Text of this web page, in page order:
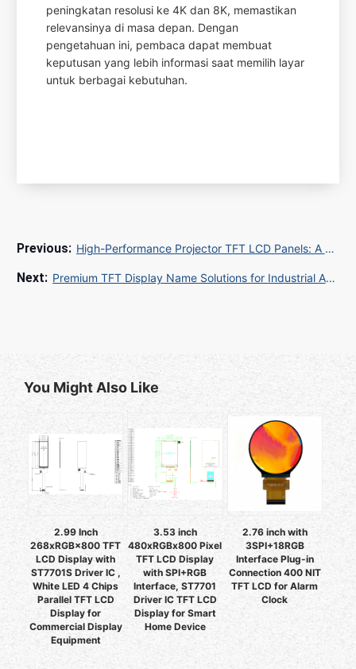
peningkatan resolusi ke 4K dan 8K, memastikan
relevansinya di masa depan. Dengan
pengetahuan ini, pembaca dapat membuat
keputusan yang lebih informasi saat memilih layar
untuk berbagai kebutuhan.
High-Performance Projector TFT LCD Panels: A Sourcing Guide for Global Buyers
Premium TFT Display Name Solutions for Industrial Applications | Global OEM Supplier
You Might Also Like
2.99 Inch
268xRGB×800 TFT
LCD Display with
ST7701S Driver IC ,
White LED 4 Chips
Parallel TFT LCD
Display for
Commercial Display
Equipment
3.53 inch
480xRGBx800 Pixel
TFT LCD Display
with SPI+RGB
Interface, ST7701
Driver IC TFT LCD
Display for Smart
Home Device
2.76 inch with
3SPI+18RGB
Interface Plug-in
Connection 400 NIT
TFT LCD for Alarm
Clock